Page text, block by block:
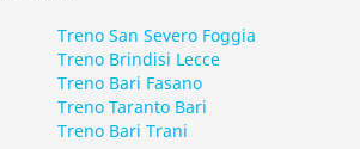
Treno San Severo Foggia
Treno Brindisi Lecce
Treno Bari Fasano
Treno Taranto Bari
Treno Bari Trani